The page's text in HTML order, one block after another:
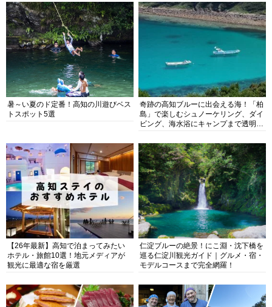
暑～い夏のド定番！高知の川遊びベス
トスポット5選
奇跡の高知ブルーに出会える海！「柏
島」で楽しむシュノーケリング、ダイ
ビング、海水浴にキャンプまで透明度
【26年最新】高知で泊まってみたい
ホテル・旅館10選！地元メディアが
観光に最適な宿を厳選
仁淀ブルーの絶景！にこ淵・沈下橋を
巡る仁淀川観光ガイド｜グルメ・宿・
モデルコースまで完全網羅！